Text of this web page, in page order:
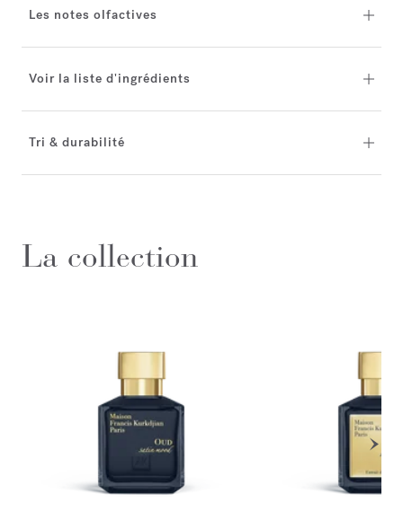
Les notes olfactives
Voir la liste d'ingrédients
Tri & durabilité
La collection